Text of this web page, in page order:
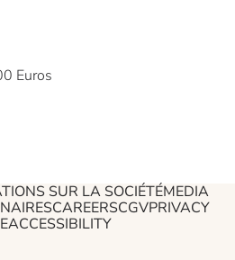
Euros
SUR LA SOCIÉTÉMEDIA
CAREERSCGVPRIVACY
ACCESSIBILITY